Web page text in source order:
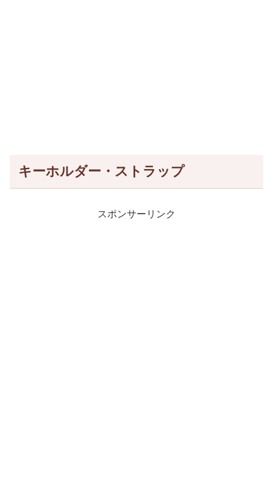
キーホルダー・ストラップ
スポンサーリンク